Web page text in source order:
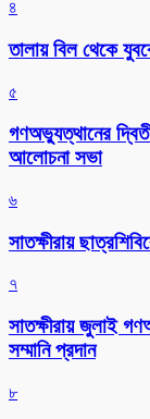
৪
তালায় বিল থেকে
৫
গণঅভ্যুত্থানের
আলোচনা সভা
৬
সাতক্ষীরায়
৭
সাতক্ষীরায় জুলাই
সম্মানি প্রদান
৮